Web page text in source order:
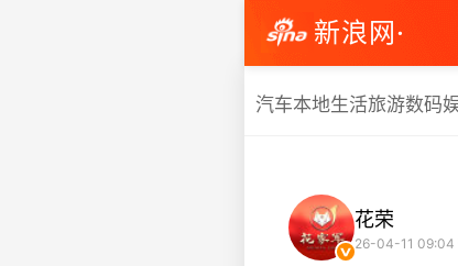
新浪网·
汽车本地生活旅游数码
花荣
26-04-11 09:04